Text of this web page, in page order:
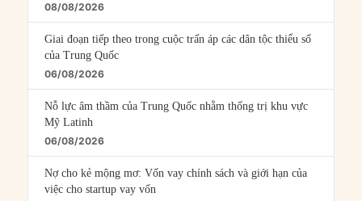
08/08/2026
Giai đoạn tiếp theo trong cuộc trấn áp các dân tộc thiểu số
của Trung Quốc
06/08/2026
Nỗ lực âm thầm của Trung Quốc nhằm thống trị khu vực
Mỹ Latinh
06/08/2026
Nợ cho kẻ mộng mơ: Vốn vay chính sách và giới hạn của
việc cho startup vay vốn